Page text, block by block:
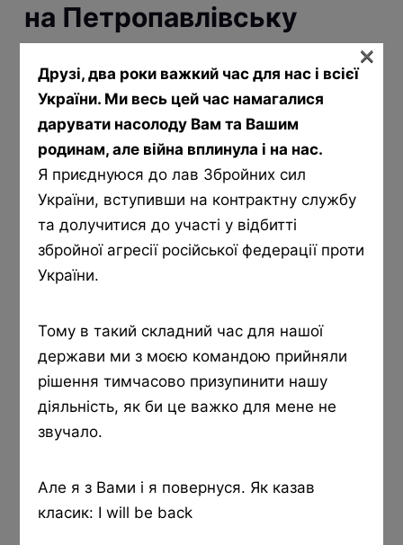
на Петропавлівську
Окремої уваги заслуговує фірмова піца
«Хангрі», на товстому або тонкому тісті.
Оливкова олія
Сир Моцарела
Цибуля
Пепероні та зелень
На цей час PizzaPlace —
Друзі, два роки важкий час для нас і всієї
України. Ми весь цей час намагалися
дарувати насолоду Вам та Вашим
родинам, але війна вплинула і на нас.
Я приєднуюся до лав Збройних сил
України, вступивши на контрактну службу
та долучитися до участі у відбитті
збройної агресії російської федерації проти
України.
Тому в такий складний час для нашої
держави ми з моєю командою прийняли
рішення тимчасово призупинити нашу
діяльність, як би це важко для мене не
звучало.
Але я з Вами і я повернуся. Як казав
класик: I will be back
×